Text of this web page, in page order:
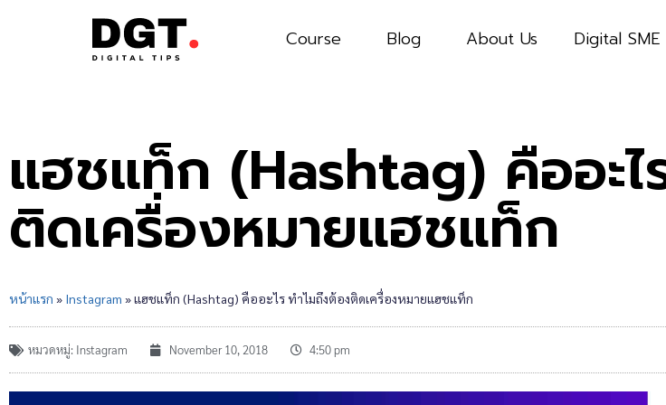
Course Blog About Us Digital
แฮชแท็ก (Hashtag) คืออะ
ติดเครื่องหมายแฮชแท็ก
หน้าแรก » Instagram »แฮชแท็ก (Hashtag) คืออะไร ทำไมถึงต้องติดเครื่องหมายแฮชแท็ก
หมวดหมู่: Instagram November 10, 2018 4:50 pm